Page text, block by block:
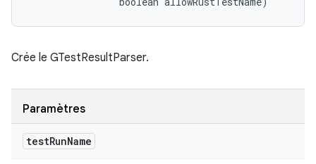
Crée le GTestResultParser.
Paramètres
testRunName